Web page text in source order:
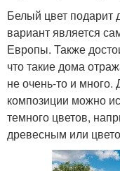
Белый цвет подарит
вариант является
Европы. Также
что такие дома
не очень-то и
композиции можно
темного цветов,
древесным или